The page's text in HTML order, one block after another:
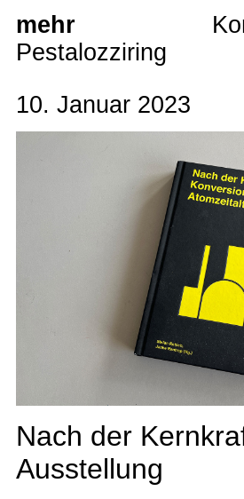
mehr
Pestalozziring
10. Januar 2023
Nach der
Ausstellung